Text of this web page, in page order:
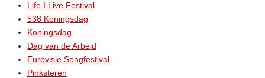
Life I Live Festival
538 Koningsdag
Koningsdag
Dag van de Arbeid
Eurovisie Songfestival
Pinksteren